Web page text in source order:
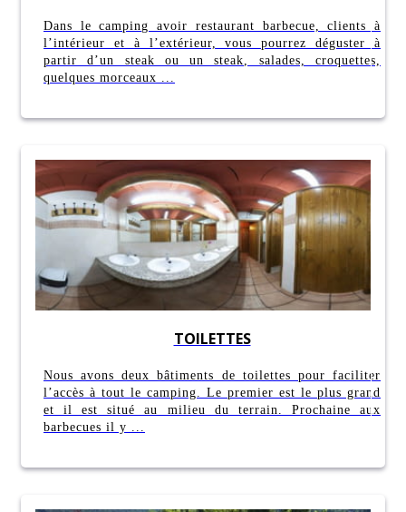
Dans le camping avoir restaurant barbecue, clients à
l’intérieur et à l’extérieur, vous pourrez déguster à
partir d’un steak ou un steak, salades, croquettes,
quelques morceaux ...
TOILETTES
Nous avons deux bâtiments de toilettes pour faciliter
l’accès à tout le camping. Le premier est le plus grand
et il est situé au milieu du terrain. Prochaine aux
barbecues il y ...